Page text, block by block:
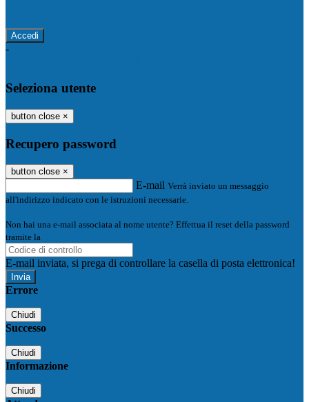
-
Seleziona utente
button close ×
Recupero password
button close ×
E-mail Verrà inviato un messaggio
all'indirizzo indicato con le istruzioni necessarie.
Non hai una e-mail associata al nome utente? Effettua il reset della password
tramite la
E-mail inviata, si prega di controllare la casella di posta elettronica!
Errore
Chiudi
Successo
Chiudi
Informazione
Chiudi